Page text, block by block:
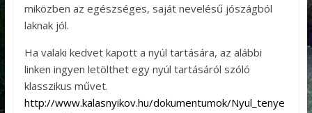
miközben az egészséges, saját nevelésű jószágból
laknak jól.
Ha valaki kedvet kapott a nyúl tartására, az alábbi
linken ingyen letölthet egy nyúl tartásáról szóló
klasszikus művet.
http://www.kalasnyikov.hu/dokumentumok/Nyul_tenye